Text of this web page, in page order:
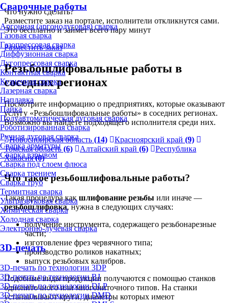
Сварочные работы
Аргонная (аргонодуговая) сварка
Газовая сварка
Газопрессовая сварка
Диффузионная сварка
Дугопрессовая сварка
Контактная сварка
Кузнечная сварка
Лазерная сварка
Наплавка
Пайка
Полуавтоматическая дуговая сварка
Роботизированная сварка
Ручная дуговая сварка
Сварка арматуры
Сварка взрывом
Сварка под слоем флюса
Сварка трением
Сварка труб
Термитная сварка
Ультразвуковая сварка
Химическая сварка
Холодная сварка
Электронно-лучевая сварка
3D-печать
3D-печать по технологии 3DP
3D-печать по технологии BJ
3D-печать по технологии DLP
3D-печать по технологии DMD
Что нужно сделать?
Разместите заказ на портале, исполнители откликнутся сами.
Это бесплатно и займет всего пару минут
Разместить заказ
Резьбошлифовальные работы в
соседних регионах
Посмотрите информацию о предприятиях, которые оказывают
услугу «Резьбошлифовальные работы» в соседних регионах.
Возможно вы найдете подходящего исполнителя среди них.
Новосибирская область (14) Красноярский край (9)
Томская область (6) Алтайский край (6)
Республика
Хакасия(0)
Что такое резьбошлифовальные работы?
Такая процедура какшлифование резьбы или иначе —
резьбошлифовка, нужна в следующих случаях:
получение инструмента, содержащего резьбонарезные
части;
изготовление фрез червячного типа;
производство роликов накатных;
выпуск резьбовых калибров.
Подобные виды продукции получаются с помощью станков
однониточного или многониточного типов. На станки
устанавливают круги, диаметры которых имеют